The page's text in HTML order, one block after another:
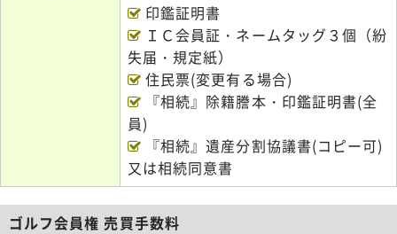
印鑑証明書
ＩＣ会員証・ネームタッグ３個（紛
失届・規定紙）
住民票(変更有る場合)
『相続』除籍謄本・印鑑証明書(全
員)
『相続』遺産分割協議書(コピー可)
又は相続同意書
ゴルフ会員権 売買手数料